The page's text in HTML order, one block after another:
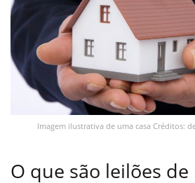
Imagem ilustrativa de uma casa Créditos:
O que são leilões